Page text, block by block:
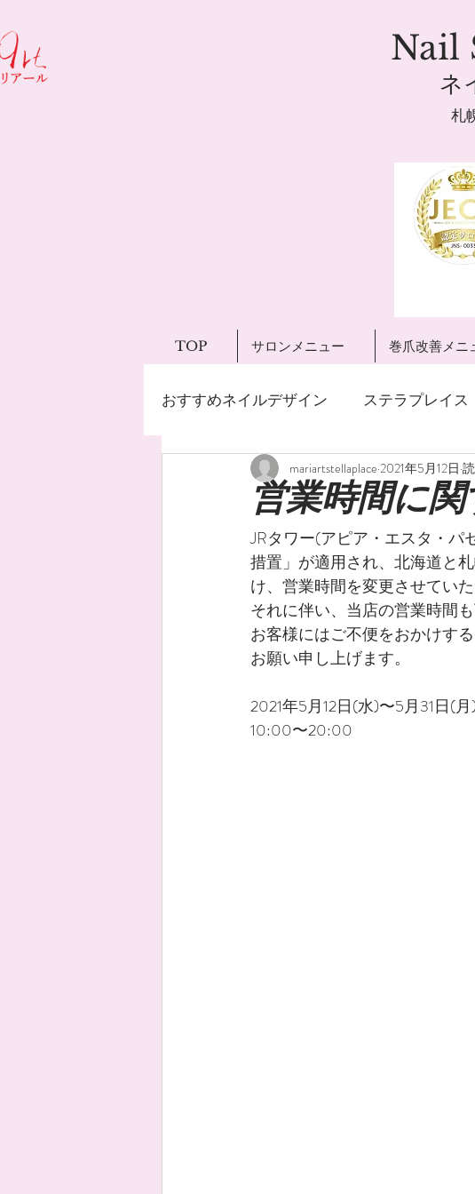
Nail
ネ
札
TOP サロンメニュー 巻爪改善メニ
おすすめネイルデザイン ステラプレイス
ネイルサロン ステラ 札幌駅
ジェルネイルデザイン ジェルネイル
ネイルオイル 手荒れ 乾燥対策
営業時間に
mariartstellaplace 2021年5月12日
JRタワー(アピア・エスタ・パ
措置」が適用され、北海道と
け、営業時間を変更させていた
それに伴い、当店の営業時間
お客様にはご不便をおかけす
お願い申し上げます。
2021年5月12日(水)〜5月31日(月)
10:00〜20:00